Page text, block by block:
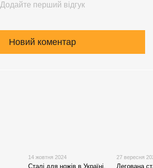
Додайте перший відгук
Новий коментар
14 жовтня 2024
Сталі для ножів в Україні.
27 вересня
Легована